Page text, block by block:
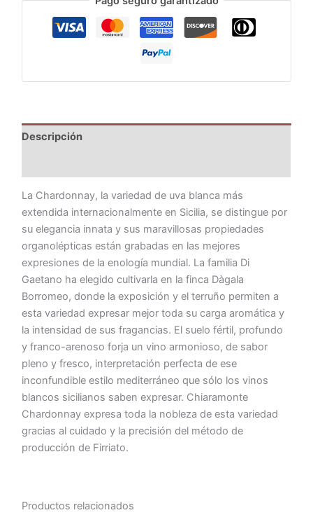
Descripción
La Chardonnay, la variedad de uva blanca más
extendida internacionalmente en Sicilia, se distingue por
su elegancia innata y sus maravillosas propiedades
organolépticas están grabadas en las mejores
expresiones de la enología mundial. La familia Di
Gaetano ha elegido cultivarla en la finca Dàgala
Borromeo, donde la exposición y el terruño permiten a
esta variedad expresar mejor toda su carga aromática y
la intensidad de sus fragancias. El suelo fértil, profundo
y franco-arenoso forja un vino armonioso, de sabor
pleno y fresco, interpretación perfecta de ese
inconfundible estilo mediterráneo que sólo los vinos
blancos sicilianos saben expresar. Chiaramonte
Chardonnay expresa toda la nobleza de esta variedad
gracias al cuidado y la precisión del método de
producción de Firriato.
Productos relacionados